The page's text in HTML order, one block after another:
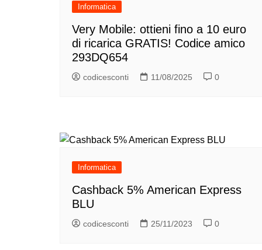
Informatica
Very Mobile: ottieni fino a 10 euro
di ricarica GRATIS! Codice amico
293DQ654
codicesconti 11/08/2025 0
Informatica
Cashback 5% American Express
BLU
codicesconti 25/11/2023 0